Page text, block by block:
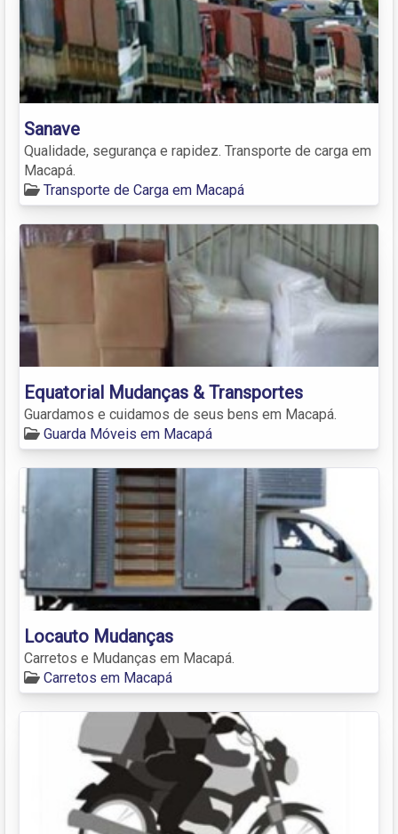
Sanave
Qualidade, segurança e rapidez. Transporte de carga em
Macapá.
Transporte de Carga em Macapá
Equatorial Mudanças & Transportes
Guardamos e cuidamos de seus bens em Macapá.
Guarda Móveis em Macapá
Locauto Mudanças
Carretos e Mudanças em Macapá.
Carretos em Macapá